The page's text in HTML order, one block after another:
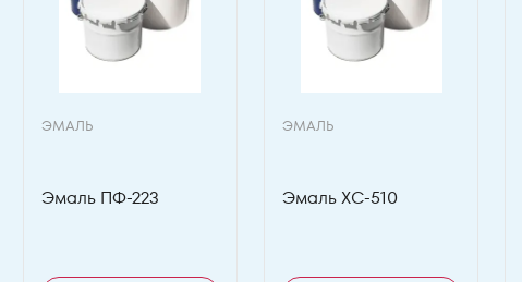
ЭМАЛЬ
Эмаль ПФ-223
ЭМАЛЬ
Эмаль ХС-510